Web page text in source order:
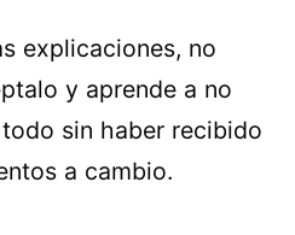
explicaciones, no
y aprende a no
sin haber recibido
a cambio.